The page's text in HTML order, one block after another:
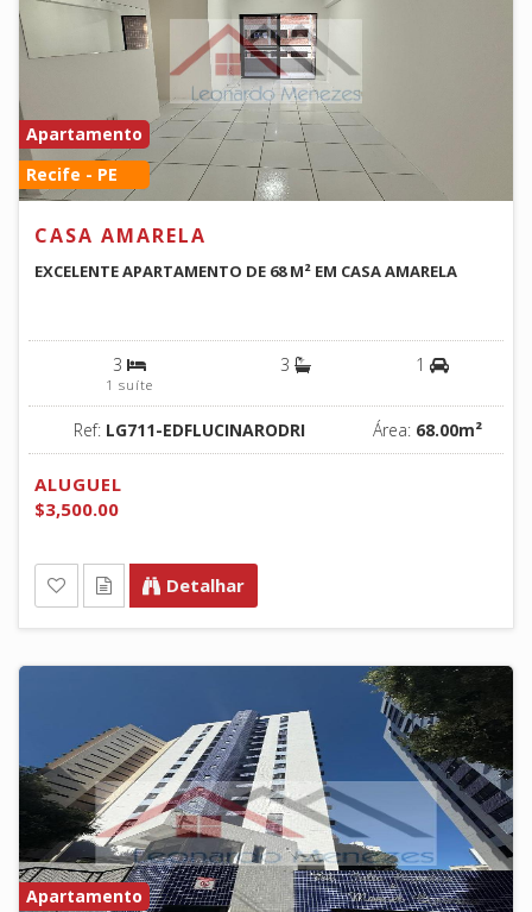
Apartamento
Recife - PE
CASA AMARELA
EXCELENTE APARTAMENTO DE 68 M² EM CASA AMARELA
3
1 suíte
3 1
Ref: LG711-EDFLUCINARODRI Área: 68.00m²
ALUGUEL
$3,500.00
Detalhar
Apartamento